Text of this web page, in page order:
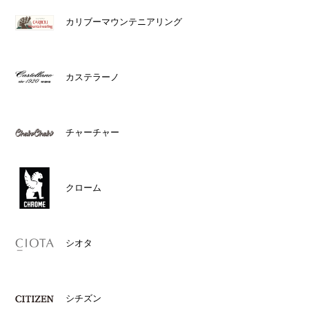
カリブーマウンテニアリング
カステラーノ
チャーチャー
クローム
シオタ
シチズン